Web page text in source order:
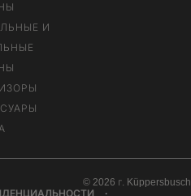
И
© 2026 г. Küppersbusch